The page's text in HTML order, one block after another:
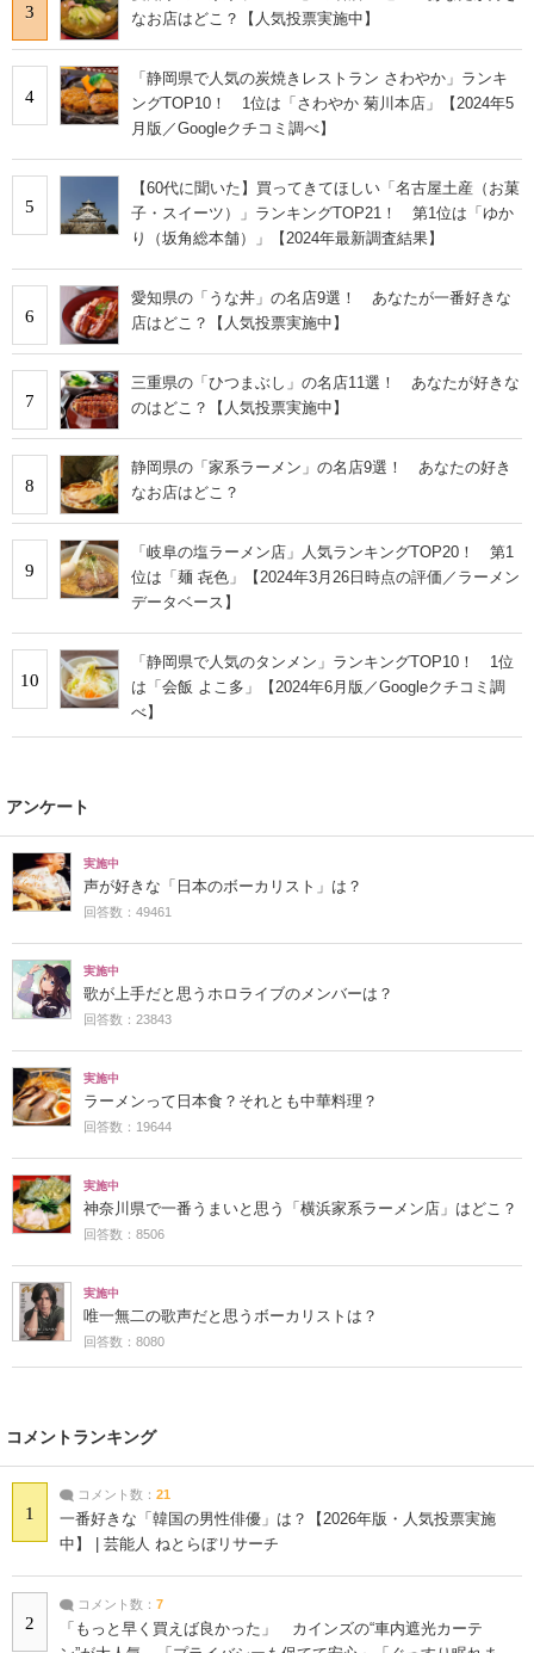
3
なお店はどこ？【人気投票実施中】
4
「静岡県で人気の炭焼きレストラン さわやか」ランキ
ングTOP10！ 1位は「さわやか 菊川本店」【2024年5
月版／Googleクチコミ調べ】
5
【60代に聞いた】買ってきてほしい「名古屋土産（お菓
子・スイーツ）」ランキングTOP21！ 第1位は「ゆか
り（坂角総本舗）」【2024年最新調査結果】
6
愛知県の「うな丼」の名店9選！ あなたが一番好きな
店はどこ？【人気投票実施中】
7
三重県の「ひつまぶし」の名店11選！ あなたが好きな
のはどこ？【人気投票実施中】
8
静岡県の「家系ラーメン」の名店9選！ あなたの好き
なお店はどこ？
9
「岐阜の塩ラーメン店」人気ランキングTOP20！ 第1
位は「麺 㐂色」【2024年3月26日時点の評価／ラーメン
データベース】
10
「静岡県で人気のタンメン」ランキングTOP10！ 1位
は「会飯 よこ多」【2024年6月版／Googleクチコミ調
べ】
アンケート
実施中
声が好きな「日本のボーカリスト」は？
回答数：49461
実施中
歌が上手だと思うホロライブのメンバーは？
回答数：23843
実施中
ラーメンって日本食？それとも中華料理？
回答数：19644
実施中
神奈川県で一番うまいと思う「横浜家系ラーメン店」はどこ？
回答数：8506
実施中
唯一無二の歌声だと思うボーカリストは？
回答数：8080
コメントランキング
1
コメント数： 21
一番好きな「韓国の男性俳優」は？【2026年版・人気投票実施
中】 | 芸能人 ねとらぼリサーチ
2
コメント数： 7
「もっと早く買えば良かった」 カインズの“車内遮光カーテ